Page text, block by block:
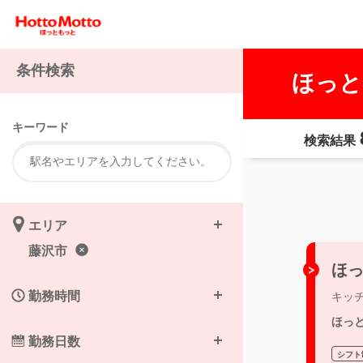
ほっ
検索結果
ほ
キッ
ほっ
シフ
条件検索
キーワード
エリア
藤沢市
勤務時間
勤務日数